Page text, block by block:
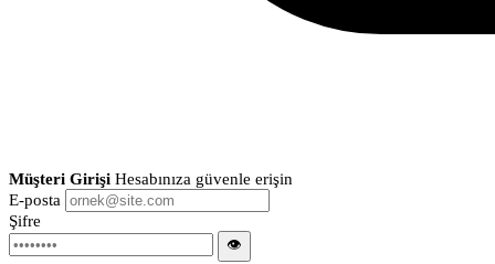
Müşteri Girişi Hesabınıza güvenle erişin
E-posta
Şifre
👁